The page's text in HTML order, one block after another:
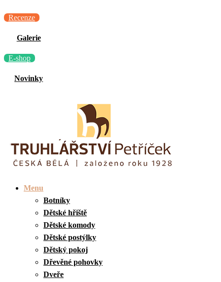
Recenze
Galerie
E-shop
Novinky
Menu
Botníky
Dětské hřiště
Dětské komody
Dětské postýlky
Dětský pokoj
Dřevěné pohovky
Dveře